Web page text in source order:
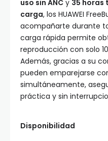
uso sin ANC y 35 horas
carga, los HUAWEI
acompañarte durante
carga rápida permite
reproducción con solo
Además, gracias a su
pueden emparejarse
simultáneamente,
práctica y sin
Disponibilidad